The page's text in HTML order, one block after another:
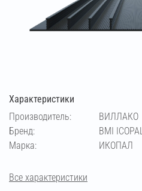
Характеристики
Производитель:
ВИЛЛАКО
Бренд:
BMI ICOPAL
Марка:
ИКОПАЛ
Все характеристики